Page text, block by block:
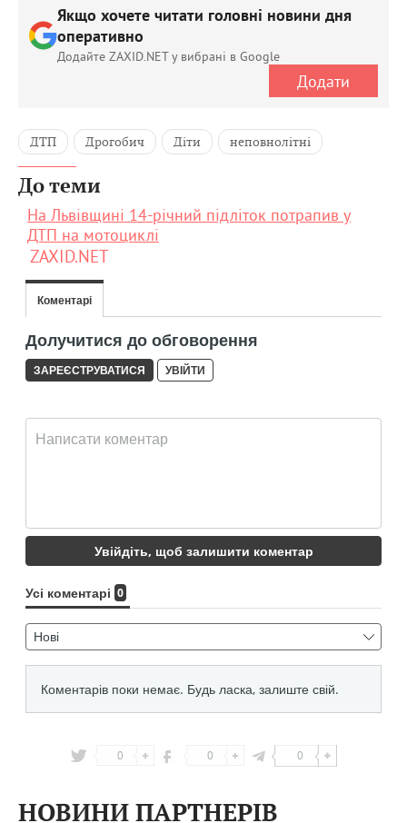
Якщо хочете читати головні новини дня
оперативно
Додайте ZAXID.NET у вибрані в Google
Додати
ДТП Дрогобич Діти неповнолітні
До теми
На Львівщині 14-річний підліток потрапив у
ДТП на мотоциклі
ZAXID.NET
0 0 0
НОВИНИ ПАРТНЕРІВ